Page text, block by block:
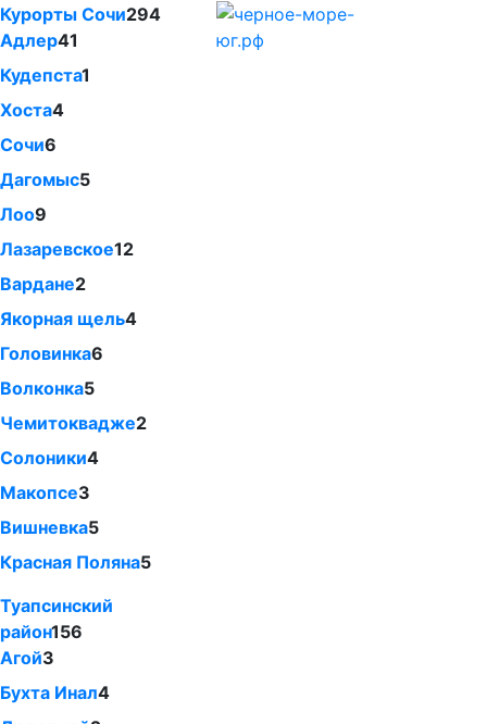
Курорты Сочи294
Адлер41
Кудепста1
Хоста4
Сочи6
Дагомыс5
Лоо9
Лазаревское12
Вардане2
Якорная щель4
Головинка6
Волконка5
Чемитоквадже2
Солоники4
Макопсе3
Вишневка5
Красная Поляна5
Туапсинский
район156
Агой3
Бухта Инал4